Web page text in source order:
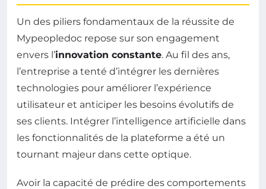
Un des piliers fondamentaux de la réussite de
Mypeopledoc repose sur son engagement
envers l’innovation constante. Au fil des ans,
l’entreprise a tenté d’intégrer les dernières
technologies pour améliorer l’expérience
utilisateur et anticiper les besoins évolutifs de
ses clients. Intégrer l’intelligence artificielle dans
les fonctionnalités de la plateforme a été un
tournant majeur dans cette optique.
Avoir la capacité de prédire des comportements